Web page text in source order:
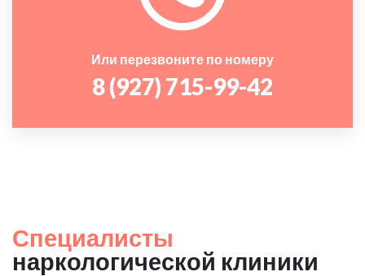
Или перезвоните по номеру
8 (927) 715-99-42
Специалисты
наркологической клиники